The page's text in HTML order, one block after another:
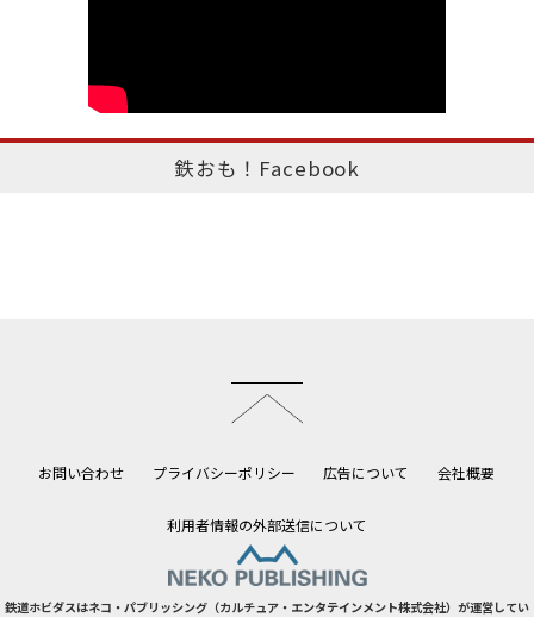
鉄おも！Facebook
お問い合わせ プライバシーポリシー 広告について 会社概要
利用者情報の外部送信について
鉄道ホビダスはネコ・パブリッシング（カルチュア・エンタテインメント株式会社）が運営してい